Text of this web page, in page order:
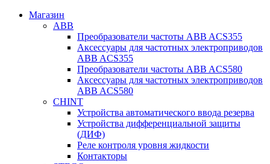
Магазин
ABB
Преобразователи частоты ABB ACS355
Аксессуары для частотных электроприводов
ABB ACS355
Преобразователи частоты ABB ACS580
Аксессуары для частотных электроприводов
ABB ACS580
CHINT
Устройства автоматического ввода резерва
Устройства дифференциальной защиты
(ДИФ)
Реле контроля уровня жидкости
Контакторы